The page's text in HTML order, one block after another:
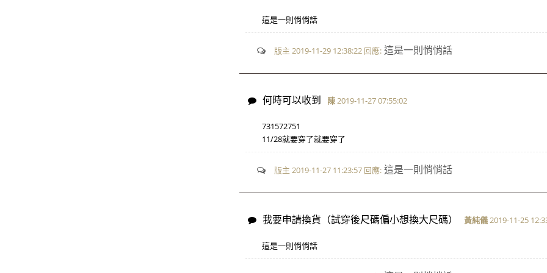
這是一則悄悄話
版主 2019-11-29 12:38:22 回應:這是一則悄悄話
何時可以收到 陳2019-11-27 07:55:02
731572751
11/28就要穿了就要穿了
版主 2019-11-27 11:23:57 回應:這是一則悄悄話
我要申請換貨（試穿後尺碼偏小想換大尺碼） 黃純儀2019-11-25
這是一則悄悄話